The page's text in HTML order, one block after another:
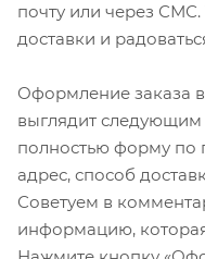
почту или через СМС.
доставки и
Оформление заказа
выглядит
полностью форму по
адрес, способ
Советуем в
информацию,